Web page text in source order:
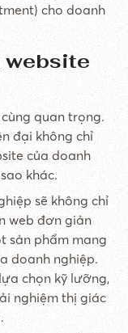
cho doanh
website
quan trọng.
đại không chỉ
của doanh
khác.
sẽ không chỉ
web đơn giản
sản phẩm mang
doanh nghiệp.
chọn kỹ lưỡng,
nghiệm thị giác